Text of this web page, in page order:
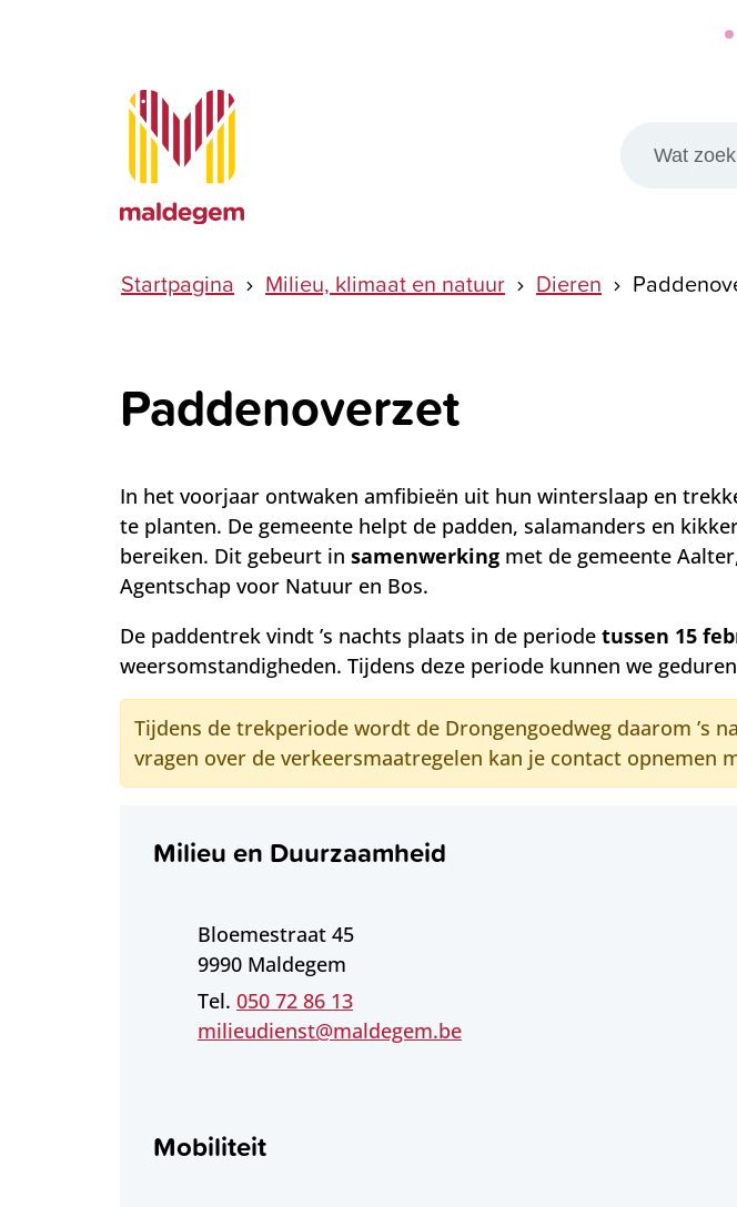
Maldegem
Startpagina Milieu, klimaat en natuur Dieren
Paddenoverzet
In het voorjaar ontwaken amfibieën uit hun winterslaap en
te planten. De gemeente helpt de padden, salamanders en
bereiken. Dit gebeurt in samenwerking met de gemeente
Agentschap voor Natuur en Bos.
De paddentrek vindt ’s nachts plaats in de periode tussen 15
weersomstandigheden. Tijdens deze periode kunnen we
Tijdens de trekperiode wordt de Drongengoedweg daarom ’s
vragen over de verkeersmaatregelen kan je contact opnemen
Milieu en Duurzaamheid
AdresBloemestraat 45
,9990 Maldegem
050 72 86 13
E-mailmilieudienst@maldegem.be
Mobiliteit